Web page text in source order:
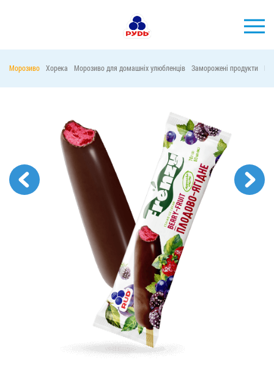
СПОЖИВАЧАМ
ПРЕС-ЦЕНТР
ХОРЕКА
Тендерні закупівлі
Контакти
Вакансії
ЗАМОВИТИ ПРОДУКЦІЮ «РУДЬ»:
Морозиво Хорека Морозиво для домашніх улюбленців Заморожені продукти